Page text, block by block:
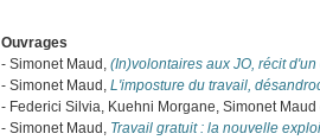
Ouvrages
- Simonet Maud,(In)volontaires aux JO, récit
- Simonet Maud,L'imposture du travail,
- Federici Silvia, Kuehni Morgane, Simonet
- Simonet Maud, Travail gratuit : la nouvelle